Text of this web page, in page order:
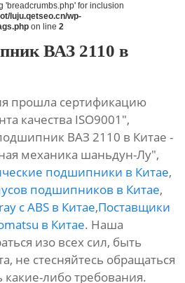
'breadcrumbs.php' for inclusion
luju.qetseo.cn/wp-
on line 2
ВАЗ 2110 в
прошла сертификацию
качества ISO9001",
ВАЗ 2110 в Китае -
механика шаньдун-Лу",
подшипники в Китае,
подшипников в Китае,
с ABS в Китае,Поставщики
в Китае. Наша
изо всех сил, быть
не стесняйтесь обращаться
какие-либо требования.